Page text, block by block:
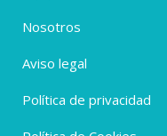
Nosotros
Aviso legal
Política de privacidad